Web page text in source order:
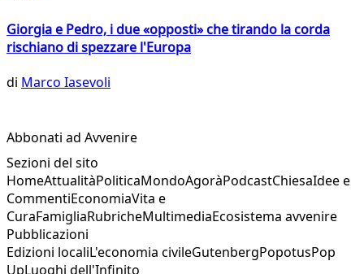
Giorgia e Pedro, i due «opposti» che tirando la corda
rischiano di spezzare l'Europa
di Marco Iasevoli
Abbonati ad Avvenire
Sezioni del sito
HomeAttualitàPoliticaMondoAgoràPodcastChiesaIdee e
CommentiEconomiaVita e
CuraFamigliaRubricheMultimediaEcosistema avvenire
Pubblicazioni
Edizioni localiL'economia civileGutenbergPopotusPop
UpLuoghi dell'Infinito